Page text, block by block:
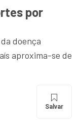
por
doença
aproxima-se de
Salvar